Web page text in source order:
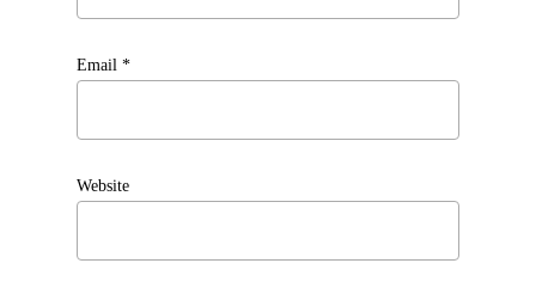
Email *
Website